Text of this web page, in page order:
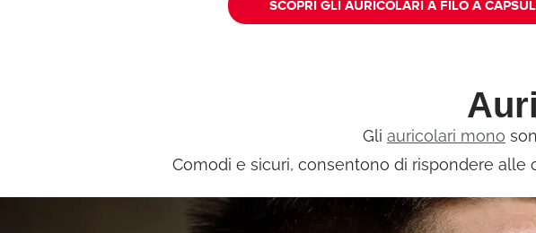
SCOPRI GLI AURICOLARI A FILO A
Gli auricolari mono
Comodi e sicuri, consentono di rispondere